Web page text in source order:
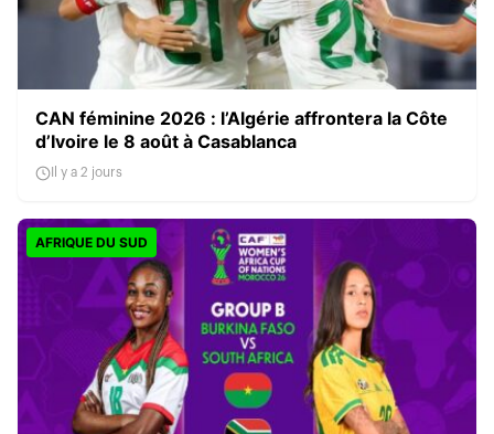
CAN féminine 2026 : l’Algérie affrontera la Côte
d’Ivoire le 8 août à Casablanca
Il y a 2 jours
AFRIQUE DU SUD